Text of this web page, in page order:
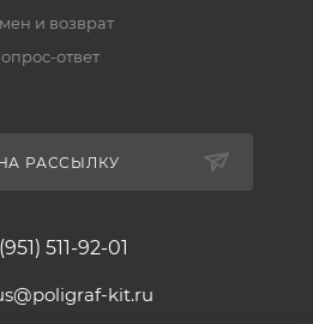
и возврат
ответ
РАССЫЛКУ
511-92-01
kit.ru